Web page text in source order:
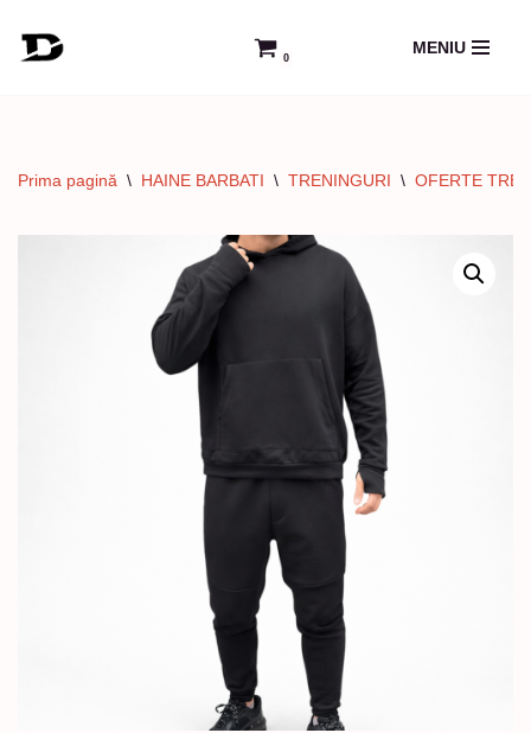
Sari
0
MENIU
Prima pagină \ HAINE BARBATI \ TRENINGURI \ OFERTE